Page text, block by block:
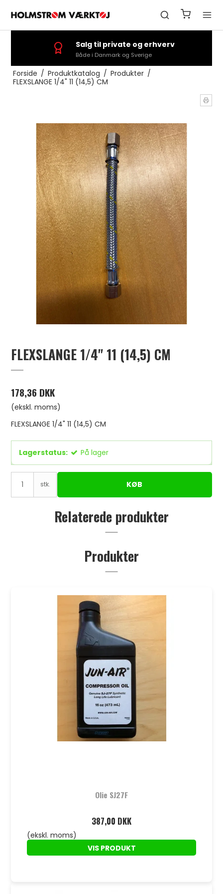
Salg til private og erhverv
Både i Danmark og Sverige
Forside / Produktkatalog / Produkter /
FLEXSLANGE 1/4" 11 (14,5) CM
FLEXSLANGE 1/4" 11 (14,5) CM
178,36 DKK
(ekskl. moms)
FLEXSLANGE 1/4" 11 (14,5) CM
Lagerstatus: På lager
stk. KØB
Relaterede produkter
Produkter
Olie SJ27F
387,00 DKK
(ekskl. moms)
VIS PRODUKT